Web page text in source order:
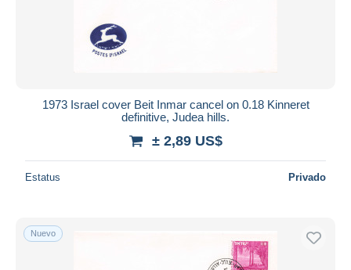
1973 Israel cover Beit Inmar cancel on 0.18 Kinneret
definitive, Judea hills.
± 2,89 US$
Estatus Privado
Nuevo